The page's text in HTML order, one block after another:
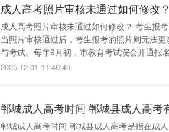
成人高考照片审核未通过如何修改？
成人高考照片审核未通过如何修改？ 考生报考照片审核通过前，成考报考的照片可以替换，但是
当照片审核通过后，考生报考的照片则无法更改了。 成人高考是全国统考，一年只举
与考试。每年9月初，市教育考试院会开通报
息填报、报名照片上传、缴纳报名费等工作
2025-12-01 11:40:49
郸城成人高考时间 郸城县成人高考
郸城成人高考时间 郸城县成人高考是指在成人高等教育招生网统一组织的高考考试，通常是在